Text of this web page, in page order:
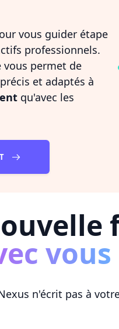
vous guider étape
professionnels.
vous permet de
et adaptés à
qu'avec les
vous
n'écrit pas à